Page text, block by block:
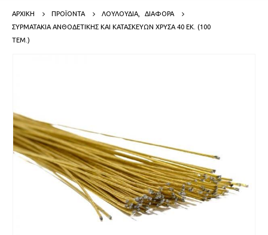
ΑΡΧΙΚΗ ΠΡΟΪΟΝΤΑ ΛΟΥΛΟΥΔΙΑ
ΔΙΑΦΟΡΑ
ΣΥΡΜΑΤΆΚΙΑ ΑΝΘΟΔΕΤΙΚΉΣ ΚΑΙ ΚΑΤΑΣΚΕΥΏΝ ΧΡΥΣΆ 40 ΕΚ. (100
ΤΕΜ.)